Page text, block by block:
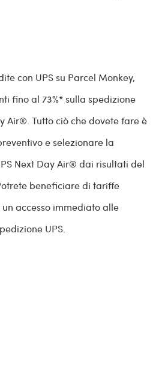
con UPS su Parcel Monkey,
fino al 73%* sulla spedizione
Air®. Tutto ciò che dovete fare è
e selezionare la
Next Day Air® dai risultati del
beneficiare di tariffe
accesso immediato alle
UPS.